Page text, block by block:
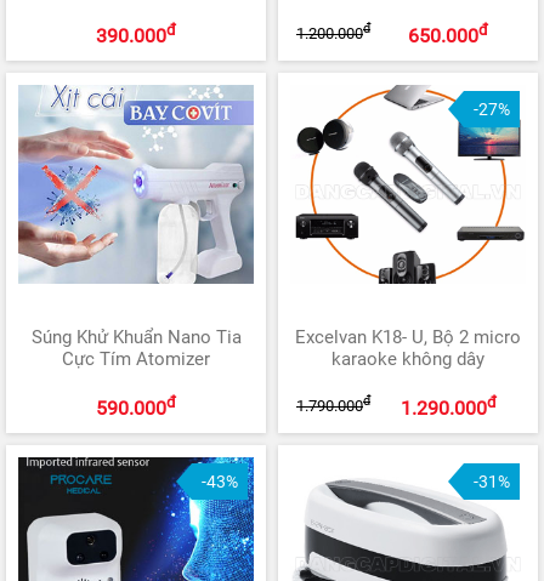
390.000đ 650.000đ
1.200.000đ
Súng Khử Khuẩn Nano Tia
Cực Tím Atomizer
590.000đ
-27%
Excelvan K18- U, Bộ 2 micro
karaoke không dây
1.290.000đ
1.790.000đ
-43% -31%